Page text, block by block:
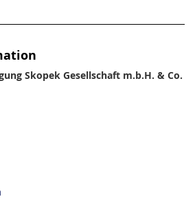
Skopek Gesellschaft m.b.H. & Co.